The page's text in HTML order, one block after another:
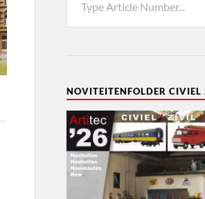
NOVITEITENFOLDER